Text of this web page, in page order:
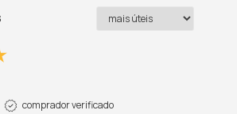
comprador verificado